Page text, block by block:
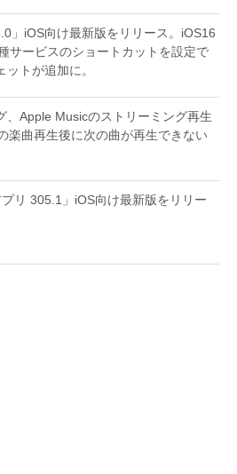
」iOS向け最新版をリリース。iOS16
サービスのショートカットを設定で
ットが追加に。
、Apple Musicのストリーミング再生
楽曲再生後に次の曲が再生できない
プリ 305.1」iOS向け最新版をリリー